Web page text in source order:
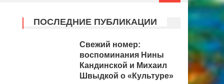
ПОСЛЕДНИЕ ПУБЛИКАЦИИ
Свежий номер:
воспоминания Нины
Кандинской и Михаил
Швыдкой о «Культуре»